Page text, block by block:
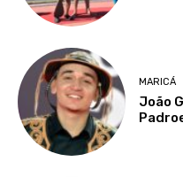
MARICÁ
João